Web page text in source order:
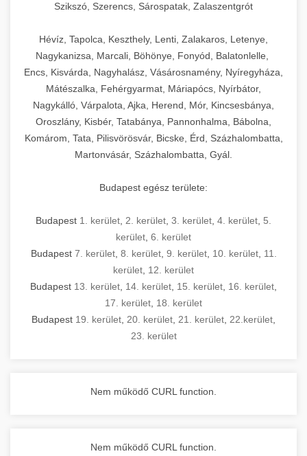
Szikszó, Szerencs, Sárospatak, Zalaszentgrót
Hévíz, Tapolca, Keszthely, Lenti, Zalakaros, Letenye,
Nagykanizsa, Marcali, Böhönye, Fonyód, Balatonlelle,
Encs, Kisvárda, Nagyhalász, Vásárosnamény, Nyíregyháza,
Mátészalka, Fehérgyarmat, Máriapócs, Nyírbátor,
Nagykálló, Várpalota, Ajka, Herend, Mór, Kincsesbánya,
Oroszlány, Kisbér, Tatabánya, Pannonhalma, Bábolna,
Komárom, Tata, Pilisvörösvár, Bicske, Érd, Százhalombatta,
Martonvásár, Százhalombatta, Gyál.
Budapest egész területe:
Budapest 1. kerület 2. kerület 3. kerület 4. kerület 5.
kerület 6. kerület
Budapest 7. kerület, 8. kerület, 9. kerület, 10. kerület, 11.
kerület 12. kerület
Budapest 13. kerület 14. kerület 15. kerület 16. kerület
17. kerület 18. kerület
Budapest 19. kerület 20. kerület 21. kerület 22.kerület
23. kerület
Nem működő CURL function.
Nem működő CURL function.